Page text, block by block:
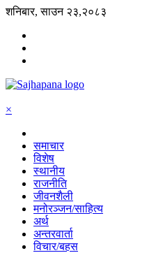
शनिबार, साउन २३,२०८३
×
समाचार
विशेष
स्थानीय
राजनीति
जीवनशैली
मनोरञ्जन/साहित्य
अर्थ
अन्तरवार्ता
विचार/बहस